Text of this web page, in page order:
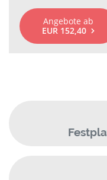
Angebote ab
EUR 152,40